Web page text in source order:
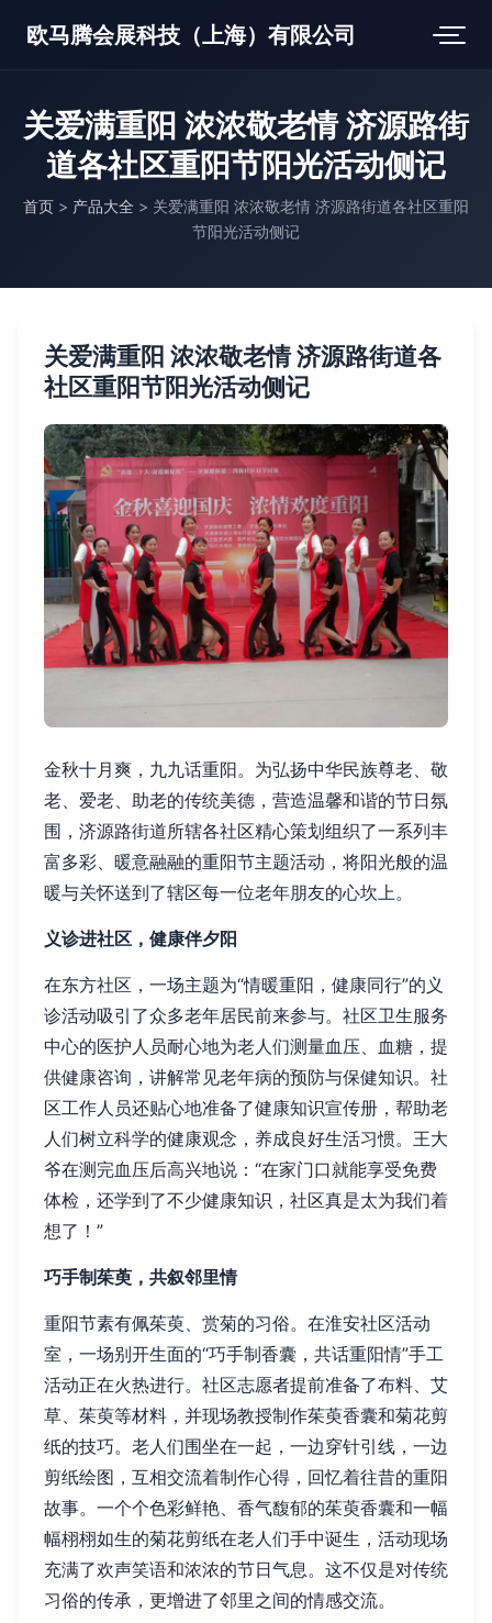
欧马腾会展科技（上海）有限公司
关爱满重阳 浓浓敬老情 济源路街
道各社区重阳节阳光活动侧记
首页 > 产品大全 > 关爱满重阳 浓浓敬老情 济源路街道各社区重阳
节阳光活动侧记
关爱满重阳 浓浓敬老情 济源路街道各
社区重阳节阳光活动侧记
金秋十月爽，九九话重阳。为弘扬中华民族尊老、敬
老、爱老、助老的传统美德，营造温馨和谐的节日氛
围，济源路街道所辖各社区精心策划组织了一系列丰
富多彩、暖意融融的重阳节主题活动，将阳光般的温
暖与关怀送到了辖区每一位老年朋友的心坎上。
义诊进社区，健康伴夕阳
在东方社区，一场主题为“情暖重阳，健康同行”的义
诊活动吸引了众多老年居民前来参与。社区卫生服务
中心的医护人员耐心地为老人们测量血压、血糖，提
供健康咨询，讲解常见老年病的预防与保健知识。社
区工作人员还贴心地准备了健康知识宣传册，帮助老
人们树立科学的健康观念，养成良好生活习惯。王大
爷在测完血压后高兴地说：“在家门口就能享受免费
体检，还学到了不少健康知识，社区真是太为我们着
想了！”
巧手制茱萸，共叙邻里情
重阳节素有佩茱萸、赏菊的习俗。在淮安社区活动
室，一场别开生面的“巧手制香囊，共话重阳情”手工
活动正在火热进行。社区志愿者提前准备了布料、艾
草、茱萸等材料，并现场教授制作茱萸香囊和菊花剪
纸的技巧。老人们围坐在一起，一边穿针引线，一边
剪纸绘图，互相交流着制作心得，回忆着往昔的重阳
故事。一个个色彩鲜艳、香气馥郁的茱萸香囊和一幅
幅栩栩如生的菊花剪纸在老人们手中诞生，活动现场
充满了欢声笑语和浓浓的节日气息。这不仅是对传统
习俗的传承，更增进了邻里之间的情感交流。